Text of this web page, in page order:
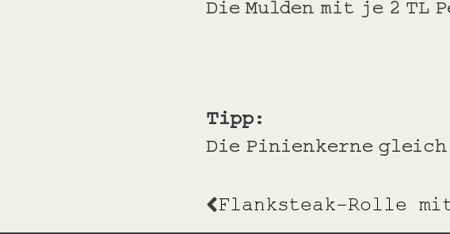
Die Mulden mit je 2 TL
Tipp:
Die Pinienkerne